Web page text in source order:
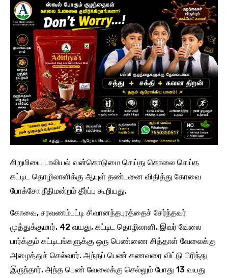
சிறுமியை பாலியல் வன்கொடுமை செய்து கொலை செய்த
கட்டிட தொழிலாளிக்கு ஆயுள் தண்டனை விதித்து கோவை
போக்சோ நீதிமன்றம் தீர்ப்பு கூறியது.
கோவை, சரவணம்பட்டி சிவானந்தபுரத்தைச் சேர்ந்தவர்
முத்துக்குமார். 42 வயது, கட்டிட தொழிலாளி. இவர் வேலை
பார்க்கும் கட்டிடங்களுக்கு ஒரு பெண்ணை சித்தாள் வேலைக்கு
அழைத்துச் செல்வார். அந்தப் பெண் கணவரை விட்டு பிரிந்து
இருந்தார். அந்த பெண் வேலைக்கு செல்லும் போது 13 வயது